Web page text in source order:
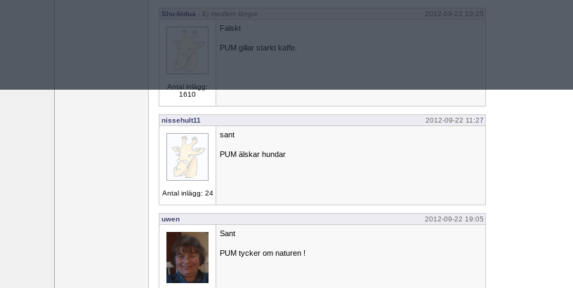
Shu-bidua - Ej medlem längre 2012-09-22 10:25
Antal inlägg:
1610
Falskt
PUM gillar starkt kaffe.
nissehult11 2012-09-22 11:27
Antal inlägg: 24
sant
PUM älskar hundar
uwen 2012-09-22 19:05
Sant
PUM tycker om naturen !